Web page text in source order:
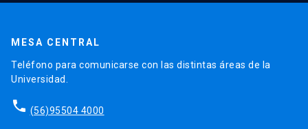
MESA CENTRAL
Teléfono para comunicarse con las distintas áreas de la
Universidad.
phone (56)95504 4000